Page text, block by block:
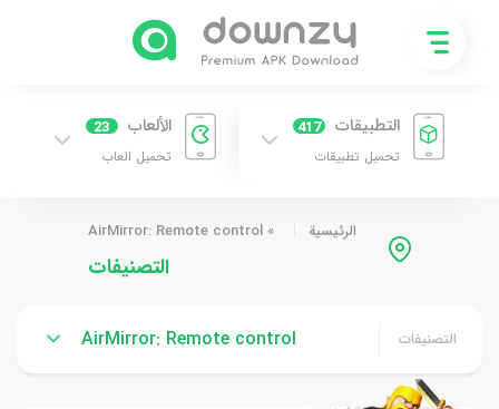
التطبيقات 417
تحميل تطبيقات
الألعاب 23
تحميل العاب
الرئيسية »
AirMirror: Remote control
التصنيفات
التصنيفات AirMirror: Remote control